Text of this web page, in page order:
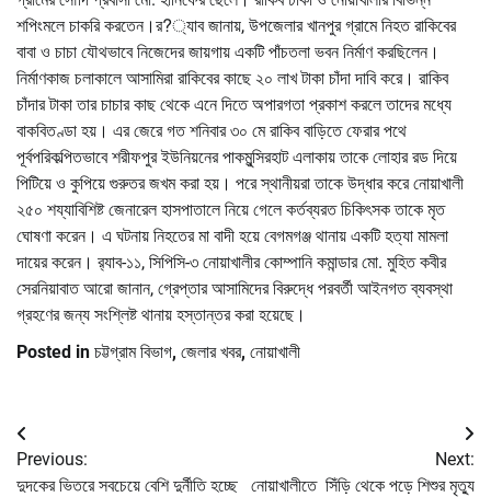
শপিংমলে চাকরি করতেন।র?্যাব জানায়, উপজেলার খানপুর গ্রামে নিহত রাকিবের
বাবা ও চাচা যৌথভাবে নিজেদের জায়গায় একটি পাঁচতলা ভবন নির্মাণ করছিলেন।
নির্মাণকাজ চলাকালে আসামিরা রাকিবের কাছে ২০ লাখ টাকা চাঁদা দাবি করে। রাকিব
চাঁদার টাকা তার চাচার কাছ থেকে এনে দিতে অপারগতা প্রকাশ করলে তাদের মধ্যে
বাকবিতণ্ডা হয়। এর জেরে গত শনিবার ৩০ মে রাকিব বাড়িতে ফেরার পথে
পূর্বপরিকল্পিতভাবে শরীফপুর ইউনিয়নের পাকমুন্সিরহাট এলাকায় তাকে লোহার রড দিয়ে
পিটিয়ে ও কুপিয়ে গুরুতর জখম করা হয়। পরে স্থানীয়রা তাকে উদ্ধার করে নোয়াখালী
২৫০ শয্যাবিশিষ্ট জেনারেল হাসপাতালে নিয়ে গেলে কর্তব্যরত চিকিৎসক তাকে মৃত
ঘোষণা করেন। এ ঘটনায় নিহতের মা বাদী হয়ে বেগমগঞ্জ থানায় একটি হত্যা মামলা
দায়ের করেন। র‌্যাব-১১, সিপিসি-৩ নোয়াখালীর কোম্পানি কমান্ডার মো. মুহিত কবীর
সেরনিয়াবাত আরো জানান, গ্রেপ্তার আসামিদের বিরুদ্ধে পরবর্তী আইনগত ব্যবস্থা
গ্রহণের জন্য সংশ্লিষ্ট থানায় হস্তান্তর করা হয়েছে।
Posted in চট্টগ্রাম বিভাগ, জেলার খবর, নোয়াখালী
Post
navigation
Previous:
দুদকের ভিতরে সবচেয়ে বেশি দুর্নীতি হচ্ছে
Next:
নোয়াখালীতে সিঁড়ি থেকে পড়ে শিশুর মৃত্যু